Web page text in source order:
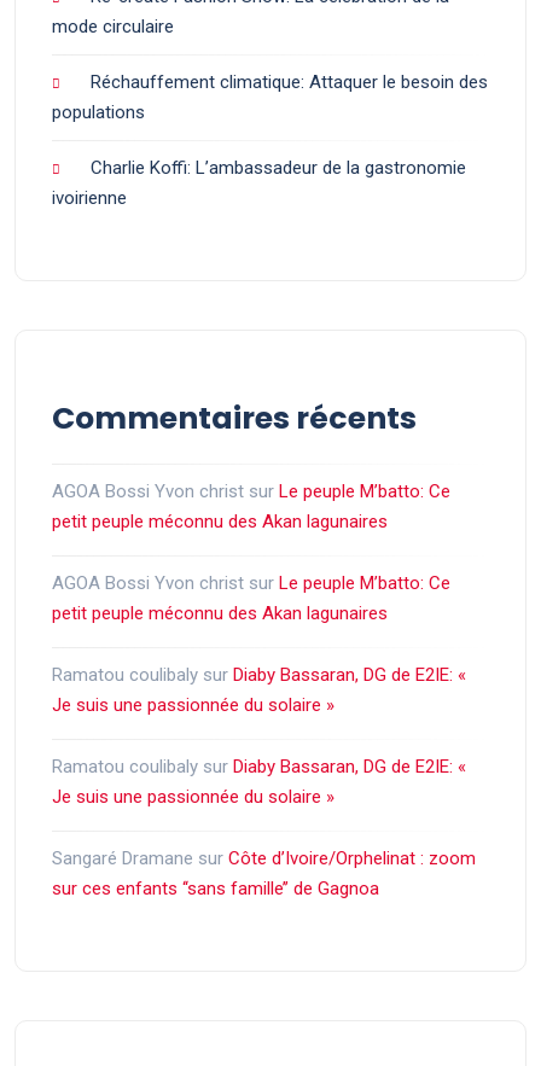
mode circulaire
Réchauffement climatique: Attaquer le besoin des
populations
Charlie Koffi: L’ambassadeur de la gastronomie
ivoirienne
Commentaires récents
AGOA Bossi Yvon christ sur Le peuple M’batto: Ce
petit peuple méconnu des Akan lagunaires
AGOA Bossi Yvon christ sur Le peuple M’batto: Ce
petit peuple méconnu des Akan lagunaires
Ramatou coulibaly sur Diaby Bassaran, DG de E2IE: «
Je suis une passionnée du solaire »
Ramatou coulibaly sur Diaby Bassaran, DG de E2IE: «
Je suis une passionnée du solaire »
Sangaré Dramane sur Côte d’Ivoire/Orphelinat : zoom
sur ces enfants ‘‘sans famille’’ de Gagnoa